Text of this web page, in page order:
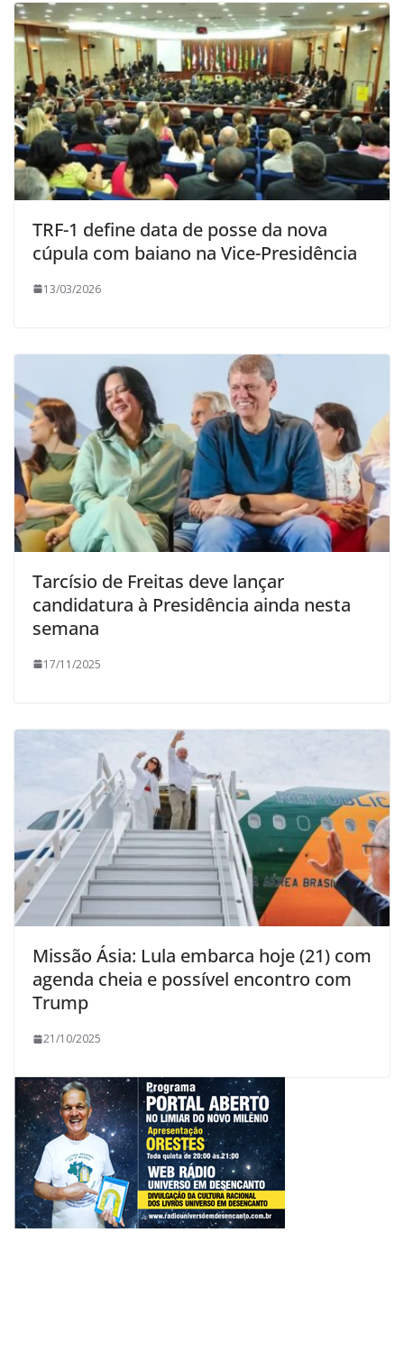
TRF-1 define data de posse da nova
cúpula com baiano na Vice-Presidência
13/03/2026
Tarcísio de Freitas deve lançar
candidatura à Presidência ainda nesta
semana
17/11/2025
Missão Ásia: Lula embarca hoje (21) com
agenda cheia e possível encontro com
Trump
21/10/2025